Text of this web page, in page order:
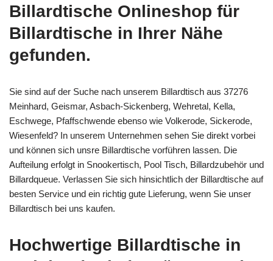
Billardtische Onlineshop für
Billardtische in Ihrer Nähe
gefunden.
Sie sind auf der Suche nach unserem Billardtisch aus 37276
Meinhard, Geismar, Asbach-Sickenberg, Wehretal, Kella,
Eschwege, Pfaffschwende ebenso wie Volkerode, Sickerode,
Wiesenfeld? In unserem Unternehmen sehen Sie direkt vorbei
und können sich unsre Billardtische vorführen lassen. Die
Aufteilung erfolgt in Snookertisch, Pool Tisch, Billardzubehör und
Billardqueue. Verlassen Sie sich hinsichtlich der Billardtische auf
besten Service und ein richtig gute Lieferung, wenn Sie unser
Billardtisch bei uns kaufen.
Hochwertige Billardtische in